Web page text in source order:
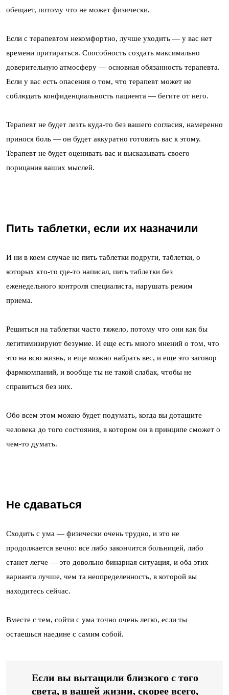
обещает, потому что не может физически.
Если с терапевтом некомфортно, лучше уходить — у вас нет
времени притираться. Способность создать максимально
доверительную атмосферу — основная обязанность терапевта.
Если у вас есть опасения о том, что терапевт может не
соблюдать конфиденциальность пациента — бегите от него.
Терапевт не будет лезть куда-то без вашего согласия, намеренно
принося боль — он будет аккуратно готовить вас к этому.
Терапевт не будет оценивать вас и высказывать своего
порицания ваших мыслей.
Пить таблетки, если их назначили
И ни в коем случае не пить таблетки подруги, таблетки, о
которых кто-то где-то написал, пить таблетки без
еженедельного контроля специалиста, нарушать режим
приема.
Решиться на таблетки часто тяжело, потому что они как бы
легитимизируют безумие. И еще есть много мнений о том, что
это на всю жизнь, и еще можно набрать вес, и еще это заговор
фармкомпаний, и вообще ты не такой слабак, чтобы не
справиться без них.
Обо всем этом можно будет подумать, когда вы дотащите
человека до того состояния, в котором он в принципе сможет о
чем-то думать.
Не сдаваться
Сходить с ума — физически очень трудно, и это не
продолжается вечно: все либо закончится больницей, либо
станет легче — это довольно бинарная ситуация, и оба этих
варианта лучше, чем та неопределенность, в которой вы
находитесь сейчас.
Вместе с тем, сойти с ума точно очень легко, если ты
остаешься наедине с самим собой.
Если вы вытащили близкого с того
света, в вашей жизни, скорее всего,